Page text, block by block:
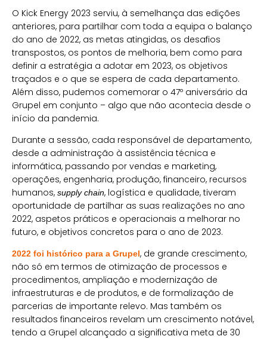
O Kick Energy 2023 serviu, à semelhança das edições
anteriores, para partilhar com toda a equipa o balanço
do ano de 2022, as metas atingidas, os desafios
transpostos, os pontos de melhoria, bem como para
definir a estratégia a adotar em 2023, os objetivos
traçados e o que se espera de cada departamento.
Além disso, pudemos comemorar o 47º aniversário da
Grupel em conjunto – algo que não acontecia desde o
início da pandemia.
Durante a sessão, cada responsável de departamento,
desde a administração à assistência técnica e
informática, passando por vendas e marketing,
operações, engenharia, produção, financeiro, recursos
humanos, supply chain, logística e qualidade, tiveram
oportunidade de partilhar as suas realizações no ano
2022, aspetos práticos e operacionais a melhorar no
futuro, e objetivos concretos para o ano de 2023.
2022 foi histórico para a Grupel, de grande crescimento,
não só em termos de otimização de processos e
procedimentos, ampliação e modernização de
infraestruturas e de produtos, e de formalização de
parcerias de importante relevo. Mas também os
resultados financeiros revelam um crescimento notável,
tendo a Grupel alcançado a significativa meta de 30